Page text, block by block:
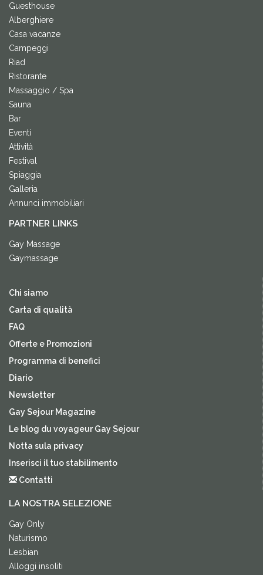
Guesthouse
Alberghiere
Casa vacanze
Campeggi
Riad
Ristorante
Massaggio / Spa
Sauna
Bar
Eventi
Attività
Festival
Spiaggia
Galleria
Annunci immobiliari
PARTNER LINKS
Gay Massage
Gaymassage
Chi siamo
Carta di qualità
FAQ
Offerte e Promozioni
Programma di benefici
Diario
Newsletter
Gay Sejour Magazine
Le blog du voyageur Gay Sejour
Notta sula privacy
Inserisci il tuo stabilimento
Contatti
LA NOSTRA SELEZIONE
Gay Only
Naturismo
Lesbian
Alloggi insoliti